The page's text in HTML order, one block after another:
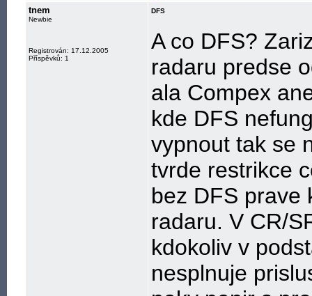
tnem
Newbie
Registrován: 17.12.2005
Příspěvků: 1
DFS
A co DFS?
radaru predse
ala Compex
kde DFS
vypnout tak se
tvrde restrikce
bez DFS prave
radaru. V CR/
kdokoliv v
nesplnuje